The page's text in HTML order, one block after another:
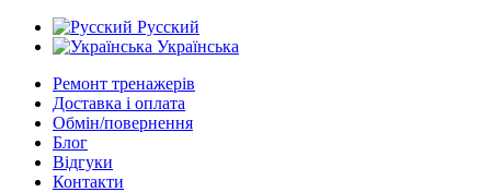
Русский
Українська
Ремонт тренажерів
Доставка і оплата
Обмін/повернення
Блог
Відгуки
Контакти